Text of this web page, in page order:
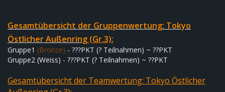
Gesamtübersicht der Gruppenwertung: Tokyo
Östlicher Außenring (Gr.3):
Gruppe1 (Bronze) - ???PKT (? Teilnahmen) ~ ??PKT
Gruppe2 (Weiss) - ???PKT (? Teilnahmen) ~ ??PKT
Gesamtübersicht der Teamwertung: Tokyo Östlicher